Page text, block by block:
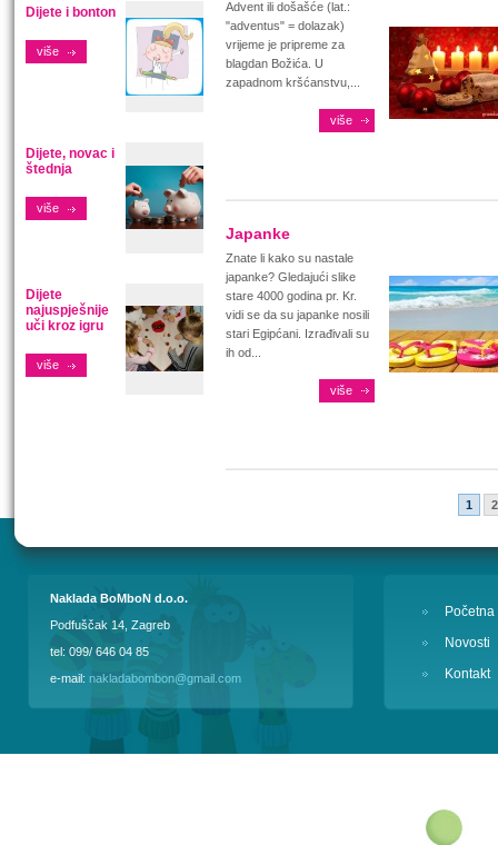
Dijete i bonton
više
Dijete, novac i
štednja
više
Dijete
najuspješnije
uči kroz igru
više
Advent ili došašće (lat.:
"adventus" = dolazak)
vrijeme je pripreme za
blagdan Božića. U
zapadnom kršćanstvu,...
više
Japanke
Znate li kako su nastale
japanke? Gledajući slike
stare 4000 godina pr. Kr.
vidi se da su japanke nosili
stari Egipćani. Izrađivali su
ih od...
više
1 2
Naklada BoMboN d.o.o.
Podfuščak 14, Zagreb
tel: 099/ 646 04 85
e-mail: nakladabombon@gmail.com
Početna
Novosti
Kontakt